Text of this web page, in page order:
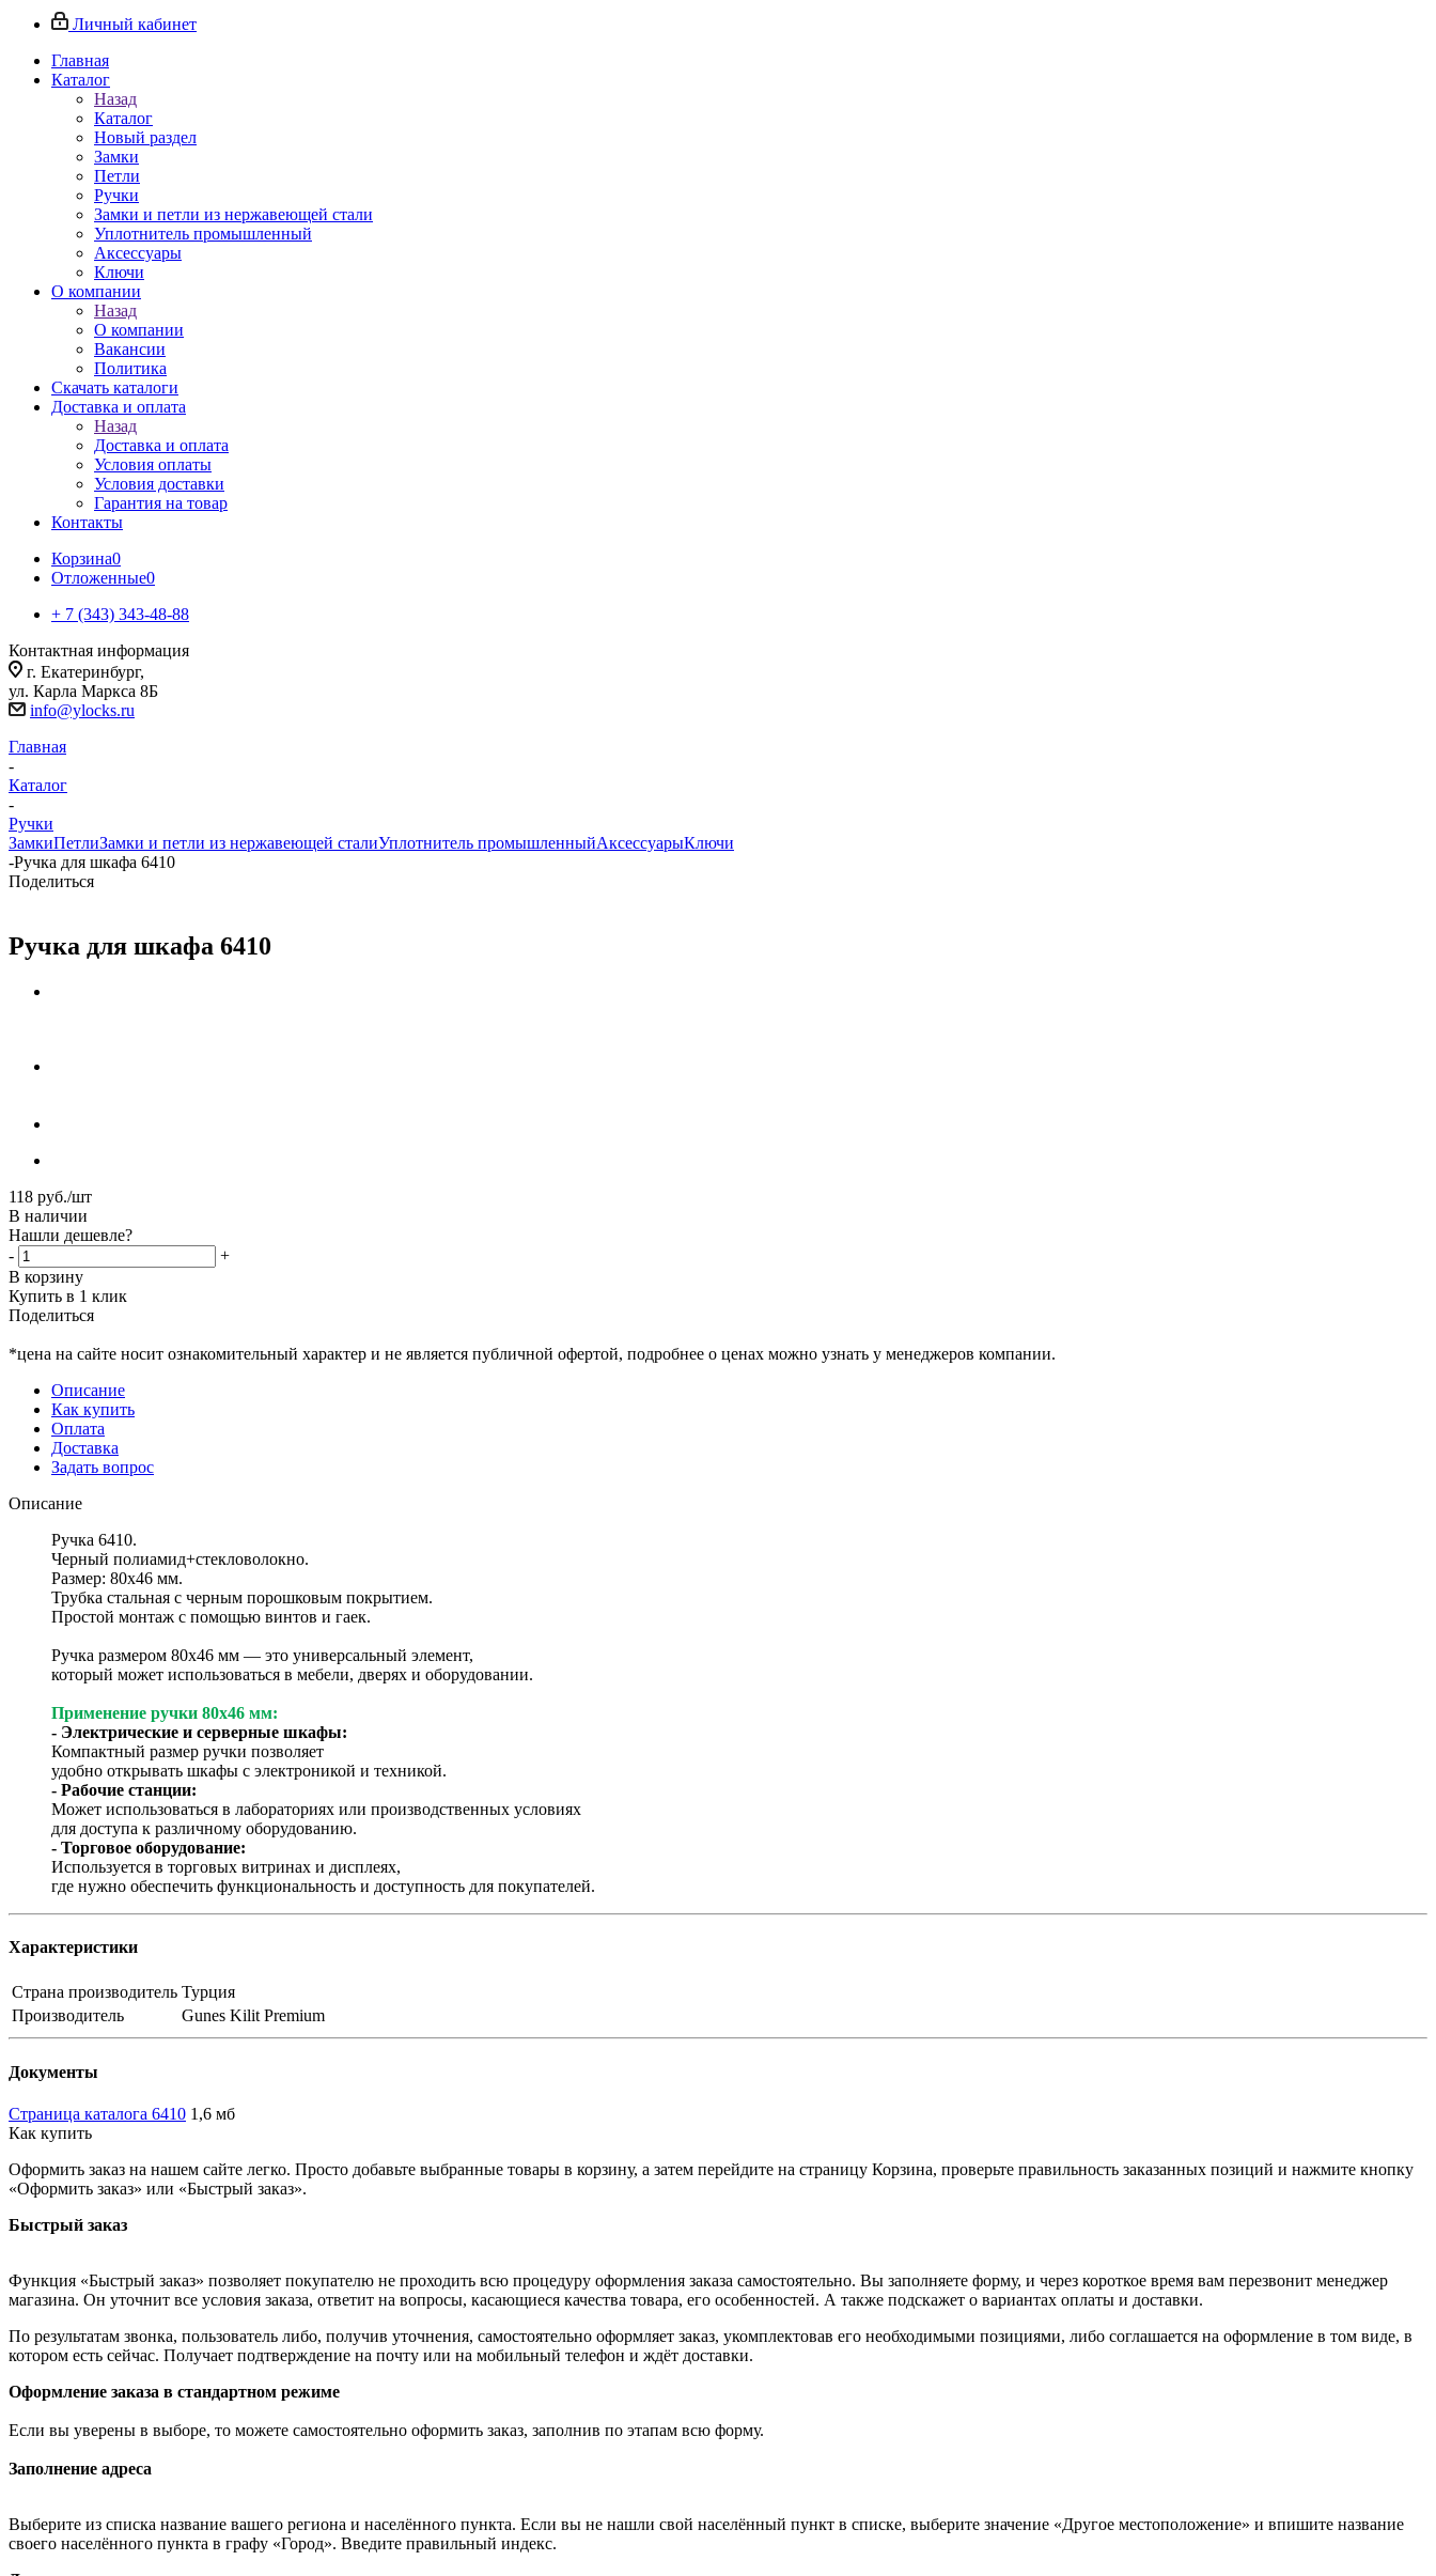
Личный кабинет
Главная
Каталог
Назад
Каталог
Новый раздел
Замки
Петли
Ручки
Замки и петли из нержавеющей стали
Уплотнитель промышленный
Аксессуары
Ключи
О компании
Назад
О компании
Вакансии
Политика
Скачать каталоги
Доставка и оплата
Назад
Доставка и оплата
Условия оплаты
Условия доставки
Гарантия на товар
Контакты
Корзина0
Отложенные0
+ 7 (343) 343-48-88
Контактная информация
г. Екатеринбург,
ул. Карла Маркса 8Б
info@ylocks.ru
Главная
-
Каталог
-
Ручки
ЗамкиПетлиЗамки и петли из нержавеющей сталиУплотнитель промышленныйАксессуарыКлючи
-Ручка для шкафа 6410
Поделиться
Ручка для шкафа 6410
118 руб./шт
В наличии
Нашли дешевле?
-
+
В корзину
Купить в 1 клик
Поделиться
*цена на сайте носит ознакомительный характер и не является публичной офертой, подробнее о ценах можно узнать у менеджеров компании.
Описание
Как купить
Оплата
Доставка
Задать вопрос
Описание
Ручка 6410.
Черный полиамид+стекловолокно.
Размер: 80х46 мм.
Трубка стальная с черным порошковым покрытием.
Простой монтаж с помощью винтов и гаек.
Ручка размером 80х46 мм — это универсальный элемент,
который может использоваться в мебели, дверях и оборудовании.
Применение ручки 80х46 мм:
- Электрические и серверные шкафы:
Компактный размер ручки позволяет
удобно открывать шкафы с электроникой и техникой.
- Рабочие станции:
Может использоваться в лабораториях или производственных условиях
для доступа к различному оборудованию.
- Торговое оборудование:
Используется в торговых витринах и дисплеях,
где нужно обеспечить функциональность и доступность для покупателей.
Характеристики
Страна производитель Турция
Производитель
Gunes Kilit Premium
Документы
Страница каталога 6410 1,6 мб
Как купить
Оформить заказ на нашем сайте легко. Просто добавьте выбранные товары в корзину, а затем перейдите на страницу Корзина, проверьте правильность заказанных позиций и нажмите кнопку
«Оформить заказ» или «Быстрый заказ».
Быстрый заказ
Функция «Быстрый заказ» позволяет покупателю не проходить всю процедуру оформления заказа самостоятельно. Вы заполняете форму, и через короткое время вам перезвонит менеджер
магазина. Он уточнит все условия заказа, ответит на вопросы, касающиеся качества товара, его особенностей. А также подскажет о вариантах оплаты и доставки.
По результатам звонка, пользователь либо, получив уточнения, самостоятельно оформляет заказ, укомплектовав его необходимыми позициями, либо соглашается на оформление в том виде, в
котором есть сейчас. Получает подтверждение на почту или на мобильный телефон и ждёт доставки.
Оформление заказа в стандартном режиме
Если вы уверены в выборе, то можете самостоятельно оформить заказ, заполнив по этапам всю форму.
Заполнение адреса
Выберите из списка название вашего региона и населённого пункта. Если вы не нашли свой населённый пункт в списке, выберите значение «Другое местоположение» и впишите название
своего населённого пункта в графу «Город». Введите правильный индекс.